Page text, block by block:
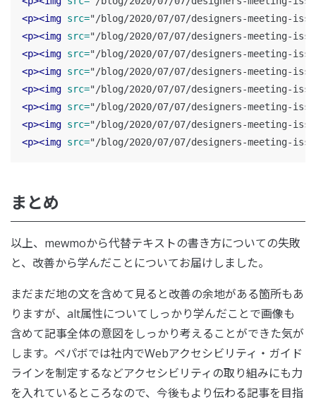
<p><img src="/blog/2020/07/07/designers-meeting-
<p><img src="/blog/2020/07/07/designers-meeting-
<p><img src="/blog/2020/07/07/designers-meeting-
<p><img src="/blog/2020/07/07/designers-meeting-
<p><img src="/blog/2020/07/07/designers-meeting-
<p><img src="/blog/2020/07/07/designers-meeting-
<p><img src="/blog/2020/07/07/designers-meeting-
<p><img src="/blog/2020/07/07/designers-meeting-
まとめ
以上、mewmoから代替テキストの書き方についての失敗
と、改善から学んだことについてお届けしました。
まだまだ地の文を含めて見ると改善の余地がある箇所もあ
りますが、alt属性についてしっかり学んだことで画像も
含めて記事全体の意図をしっかり考えることができた気が
します。ペパボでは社内でWebアクセシビリティ・ガイド
ラインを制定するなどアクセシビリティの取り組みにも力
を入れているところなので、今後もより伝わる記事を目指